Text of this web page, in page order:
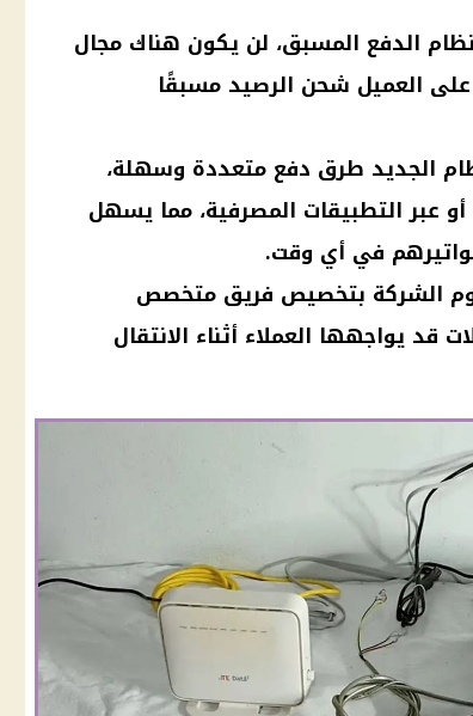
نظام الدفع المسبق، لن يكون هناك مجال
العميل شحن الرصيد مسبقًا
الجديد طرق دفع متعددة وسهلة،
أو عبر التطبيقات المصرفية، مما يسهل
في أي وقت.
الشركة بتخصيص فريق متخصص
يواجهها العملاء أثناء الانتقال